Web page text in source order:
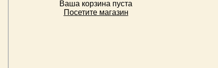
Ваша корзина пуста
Посетите магазин